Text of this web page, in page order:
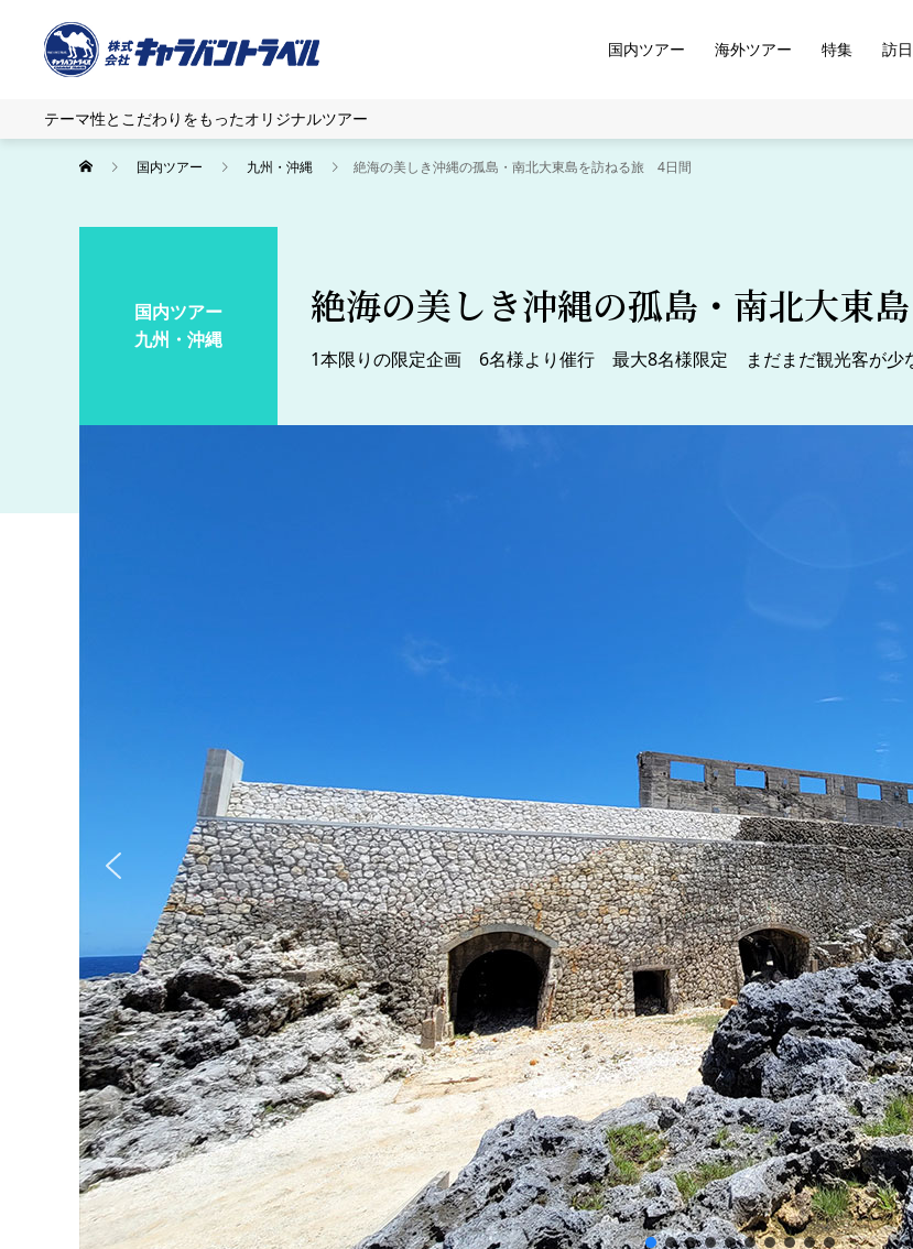
国内ツアー 海外ツアー 特集 訪
テーマ性とこだわりをもったオリジナルツアー
国内ツアー 九州・沖縄 絶海の美しき沖縄の孤島・南北大東島を訪ねる旅 4日間
国内ツアー
九州・沖縄
絶海の美しき沖縄の孤島・南北大東
1本限りの限定企画 6名様より催行 最大8名様限定 まだまだ観光客が少